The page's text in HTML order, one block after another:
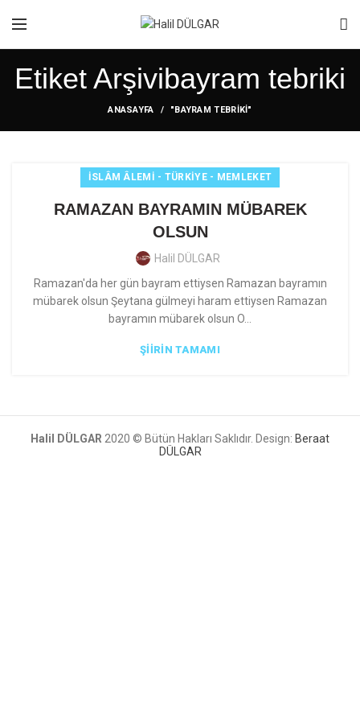
Etiket Arşivibayram tebriki
ANASAYFA "BAYRAM TEBRIKI"
İSLÂM ÂLEMI - TÜRKIYE - MEMLEKET
RAMAZAN BAYRAMIN MÜBAREK
OLSUN
Halil DÜLGAR
Ramazan'da her gün bayram ettiysen Ramazan bayramın
mübarek olsun Şeytana gülmeyi haram ettiysen Ramazan
bayramın mübarek olsun O...
ŞIIRIN TAMAMI
Halil DÜLGAR 2020 © Bütün Hakları Saklıdır. Design: Beraat
DÜLGAR